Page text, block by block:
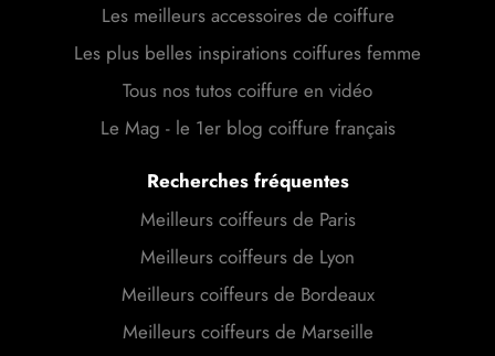
Les meilleurs accessoires de coiffure
Les plus belles inspirations coiffures femme
Tous nos tutos coiffure en vidéo
Le Mag - le 1er blog coiffure français
Recherches fréquentes
Meilleurs coiffeurs de Paris
Meilleurs coiffeurs de Lyon
Meilleurs coiffeurs de Bordeaux
Meilleurs coiffeurs de Marseille